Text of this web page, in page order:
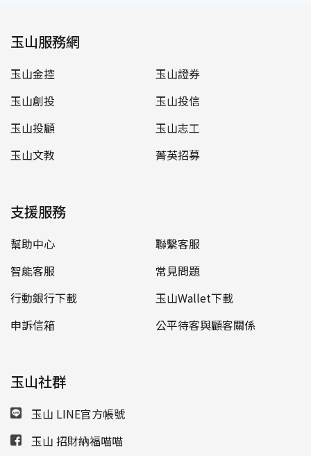
玉山服務網
玉山金控
玉山證券
玉山創投
玉山投信
玉山投顧
玉山志工
玉山文教
菁英招募
支援服務
幫助中心
聯繫客服
智能客服
常見問題
行動銀行下載
玉山Wallet下載
申訴信箱
公平待客與顧客關係
玉山社群
玉山 LINE官方帳號
玉山 招財納福喵喵